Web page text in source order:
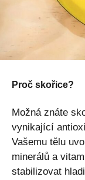
Proč skořice?
Možná znáte
vynikající
Vašemu tělu
minerálů a
stabilizovat